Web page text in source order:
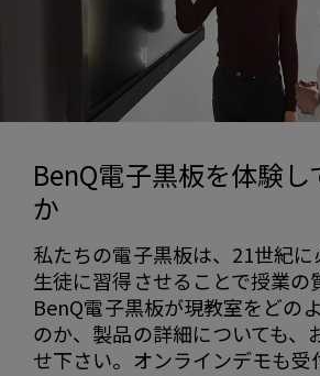
BenQ電子黒板を体験し
か
私たちの電子黒板は、21世紀
生徒に習得させることで授業の
BenQ電子黒板が現教室をどの
のか、製品の詳細についても、
せ下さい。オンラインデモも受